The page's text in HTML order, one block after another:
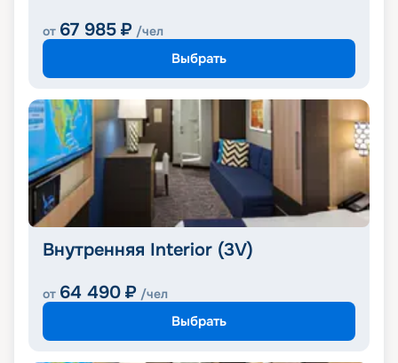
от 67 985 ₽ /чел
Выбрать
Внутренняя Interior (3V)
от 64 490 ₽ /чел
Выбрать